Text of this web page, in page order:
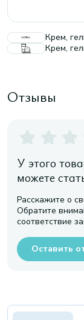
Крем,
Крем,
Отзывы
У этого
можете
Расскажите о
Обратите
соответствие
Оставить